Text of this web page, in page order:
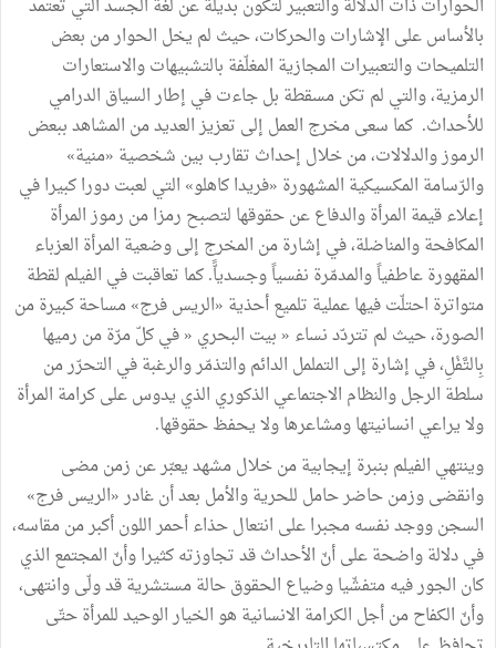
الحوارات ذات الدلالة والتعبير لتكون بديلة عن لغة الجسد التي تعتمد
بالأساس على الإشارات والحركات، حيث لم يخل الحوار من بعض
التلميحات والتعبيرات المجازية المغلّفة بالتشبيهات والاستعارات
الرمزية، والتي لم تكن مسقطة بل جاءت في إطار السياق الدرامي
للأحداث. كما سعى مخرج العمل إلى تعزيز العديد من المشاهد ببعض
الرموز والدلالات، من خلال إحداث تقارب بين شخصية «منية»
والرّسامة المكسيكية المشهورة «فريدا كاهلو» التي لعبت دورا كبيرا في
إعلاء قيمة المرأة والدفاع عن حقوقها لتصبح رمزا من رموز المرأة
المكافحة والمناضلة، في إشارة من المخرج إلى وضعية المرأة العزباء
المقهورة عاطفياً والمدمّرة نفسياً وجسدياًّ. كما تعاقبت في الفيلم لقطة
متواترة احتلّت فيها عملية تلميع أحذية «الريس فرج» مساحة كبيرة من
الصورة، حيث لم تتردّد نساء « بيت البحري « في كلّ مرّة من رميها
بِالتَّفْلِ، في إشارة إلى التململ الدائم والتذمّر والرغبة في التحرّر من
سلطة الرجل والنظام الاجتماعي الذكوري الذي يدوس على كرامة المرأة
ولا يراعي انسانيتها ومشاعرها ولا يحفظ حقوقها.
وينتهي الفيلم بنبرة إيجابية من خلال مشهد يعبّر عن زمن مضى
وانقضى وزمن حاضر حامل للحرية والأمل بعد أن غادر «الريس فرج»
السجن ووجد نفسه مجبرا على انتعال حذاء أحمر اللون أكبر من مقاسه،
في دلالة واضحة على أنّ الأحداث قد تجاوزته كثيرا وأنّ المجتمع الذي
كان الجور فيه متفشّيا وضياع الحقوق حالة مستشرية قد ولّى وانتهى،
وأنّ الكفاح من أجل الكرامة الانسانية هو الخيار الوحيد للمرأة حتّى